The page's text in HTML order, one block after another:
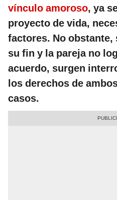
vínculo amoroso, ya
proyecto de vida,
factores. No
su fin y la pareja no
acuerdo, surgen
los derechos de
casos.